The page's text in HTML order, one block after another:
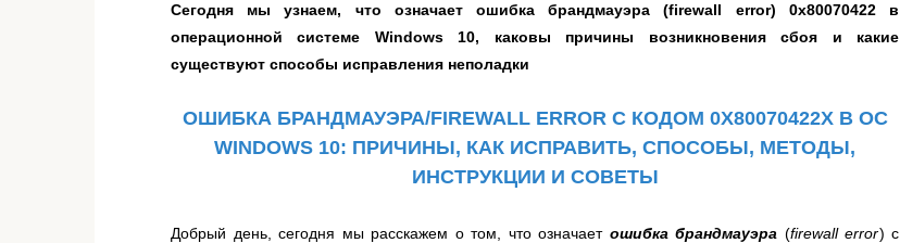
Сегодня мы узнаем, что означает ошибка брандмауэра (firewall error) 0x80070422 в
операционной системе Windows 10, каковы причины возникновения сбоя и какие
существуют способы исправления неполадки
ОШИБКА БРАНДМАУЭРА/FIREWALL ERROR С КОДОМ 0X80070422X В ОС
WINDOWS 10: ПРИЧИНЫ, КАК ИСПРАВИТЬ, СПОСОБЫ, МЕТОДЫ,
ИНСТРУКЦИИ И СОВЕТЫ
Добрый день, сегодня мы расскажем о том, что означает ошибка брандмауэра (firewall error) с